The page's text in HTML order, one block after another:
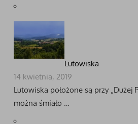
Lutowiska
14 kwietnia, 2019
Lutowiska położone są przy „Dużej
można śmiało …